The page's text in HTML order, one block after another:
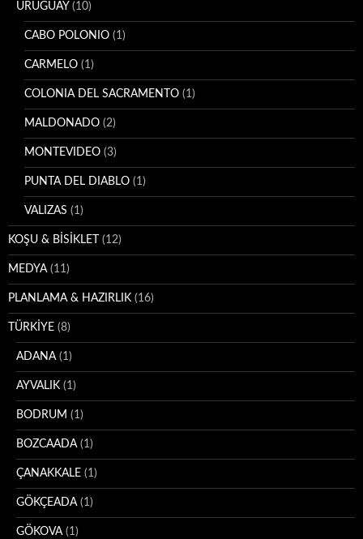
URUGUAY (10)
CABO POLONIO (1)
CARMELO (1)
COLONIA DEL SACRAMENTO (1)
MALDONADO (2)
MONTEVIDEO (3)
PUNTA DEL DIABLO (1)
VALIZAS (1)
KOŞU & BİSİKLET (12)
MEDYA(11)
PLANLAMA & HAZIRLIK (16)
TÜRKİYE (8)
ADANA(1)
AYVALIK (1)
BODRUM (1)
BOZCAADA(1)
ÇANAKKALE (1)
GÖKÇEADA(1)
GÖKOVA(1)